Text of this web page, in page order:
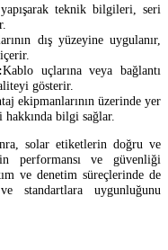
teknik bilgileri, seri
dış yüzeyine uygulanır,
Kablo uçlarına veya bağlantı
gösterir.
ekipmanlarının üzerinde yer
bilgi sağlar.
solar etiketlerin doğru ve
performansı ve güvenliği
ve denetim süreçlerinde de
standartlara uygunluğunu